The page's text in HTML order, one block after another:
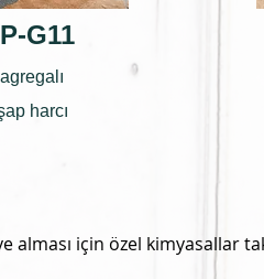
G11
harcı
alması için özel kimyasallar